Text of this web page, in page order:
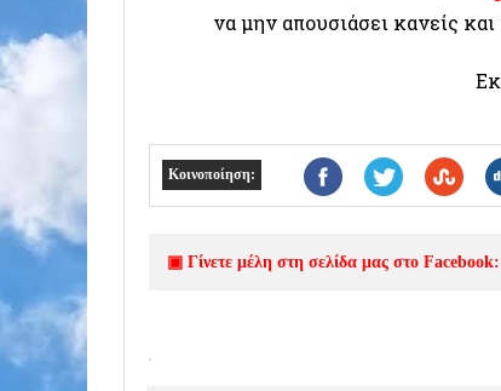
να μην απουσιάσει κανείς
Κοινοποίηση:
▣ Γίνετε μέλη στη σελίδα μας στο Facebook: